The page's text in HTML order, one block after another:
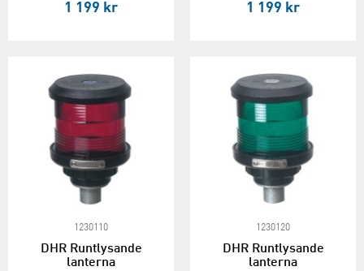
1 199 kr 1 199 kr
1230110
DHR Runtlysande
lanterna
1230120
DHR Runtlysande
lanterna